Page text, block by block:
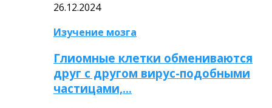
26.12.2024
Изучение мозга
Глиомные клетки обмениваются
друг с другом вирус-подобными
частицами,…